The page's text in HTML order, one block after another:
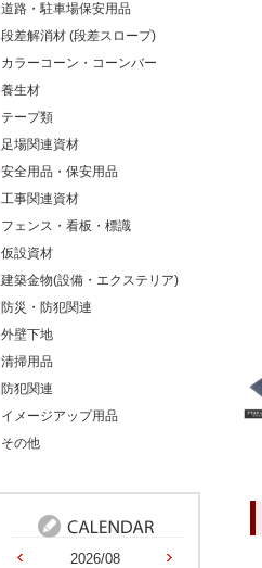
道路・駐車場保安用品
段差解消材 (段差スロープ)
カラーコーン・コーンバー
養生材
テープ類
足場関連資材
安全用品・保安用品
工事関連資材
フェンス・看板・標識
仮設資材
建築金物(設備・エクステリア)
防災・防犯関連
外壁下地
清掃用品
防犯関連
イメージアップ用品
その他
2026/08